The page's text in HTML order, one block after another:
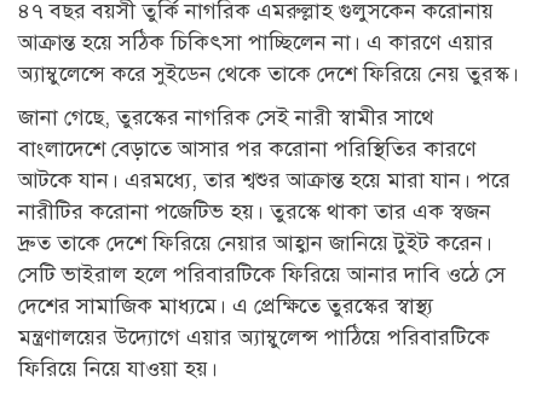
৪৭ বছর বয়সী তুর্কি নাগরিক এমরুল্লাহ গুলুসকেন করোনায়
আক্রান্ত হয়ে সঠিক চিকিৎসা পাচ্ছিলেন না। এ কারণে এয়ার
অ্যাম্বুলেন্সে করে সুইডেন থেকে তাকে দেশে ফিরিয়ে নেয় তুরস্ক।
জানা গেছে, তুরস্কের নাগরিক সেই নারী স্বামীর সাথে
বাংলাদেশে বেড়াতে আসার পর করোনা পরিস্থিতির কারণে
আটকে যান। এরমধ্যে, তার শ্বশুর আক্রান্ত হয়ে মারা যান। পরে
নারীটির করোনা পজেটিভ হয়। তুরস্কে থাকা তার এক স্বজন
দ্রুত তাকে দেশে ফিরিয়ে নেয়ার আহ্বান জানিয়ে টুইট করেন।
সেটি ভাইরাল হলে পরিবারটিকে ফিরিয়ে আনার দাবি ওঠে সে
দেশের সামাজিক মাধ্যমে। এ প্রেক্ষিতে তুরস্কের স্বাস্থ্য
মন্ত্রণালয়ের উদ্যোগে এয়ার অ্যাম্বুলেন্স পাঠিয়ে পরিবারটিকে
ফিরিয়ে নিয়ে যাওয়া হয়।